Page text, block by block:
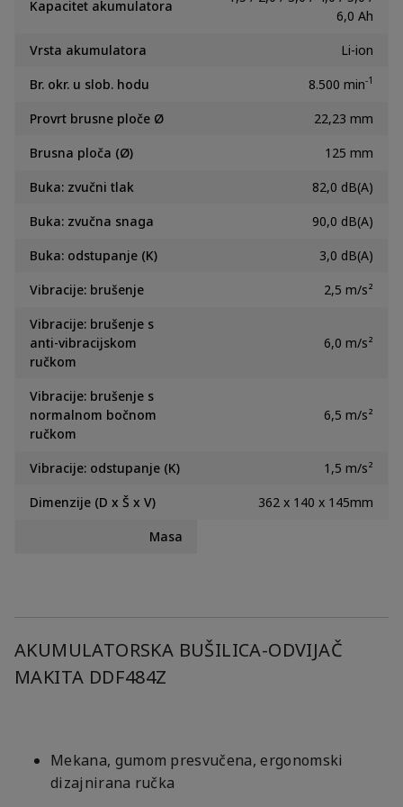
Kapacitet akumulatora
6,0 Ah
Vrsta akumulatora
Li-ion
Br. okr. u slob. hodu
8.500 min-1
Provrt brusne ploče Ø
22,23 mm
Brusna ploča (Ø)
125 mm
Buka: zvučni tlak
82,0 dB(A)
Buka: zvučna snaga
90,0 dB(A)
Buka: odstupanje (K)
3,0 dB(A)
Vibracije: brušenje
2,5 m/s²
Vibracije: brušenje s
anti-vibracijskom
ručkom
6,0 m/s²
Vibracije: brušenje s
normalnom bočnom
ručkom
6,5 m/s²
Vibracije: odstupanje (K)
1,5 m/s²
Dimenzije (D x Š x V)
362 x 140 x 145mm
Masa
AKUMULATORSKA BUŠILICA-ODVIJAČ
MAKITA DDF484Z
Mekana, gumom presvučena, ergonomski
dizajnirana ručka